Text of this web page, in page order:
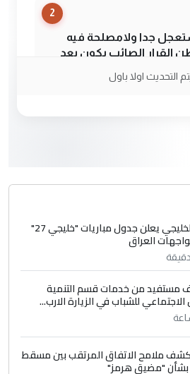
2
جدا ولامصلحة فيه
القرار الصائب يكون بعد
للعراق ومن اصول عريقة
يرد على صدام حسين سل
(نص كامل)
عصابة علي ماما يسقط
للعراق ومن اصول عريقة
يرد على صدام حسين سل
التحديث اولا باول
الاتحاد الخليجي يعلن جدول مباريات "خليجي 27"
العراق
الف مستفيد من خدمات قسم التنمية
الاجتماعي للشباب في الزيارة الارب...
ملامح الاتفاق المرتقب بين مسقط
"مضيق هرمز"